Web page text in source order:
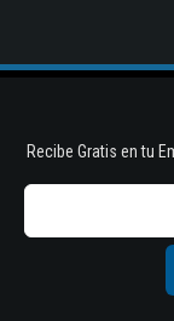
Recibe Gratis en tu